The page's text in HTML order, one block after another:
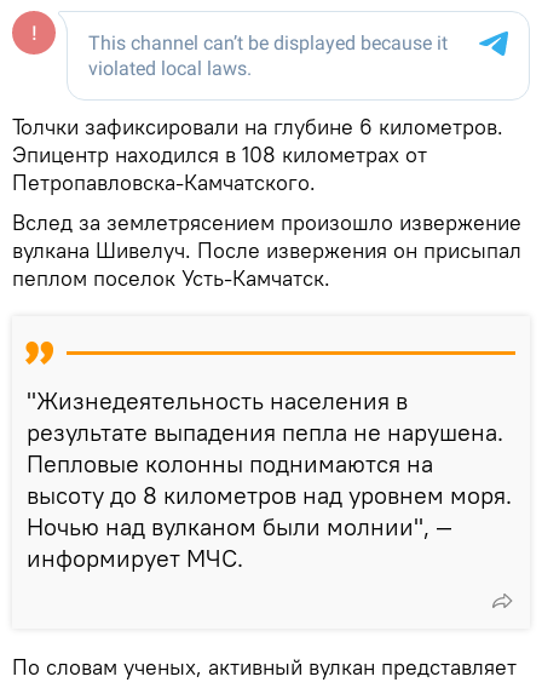
Толчки зафиксировали на глубине 6 километров.
Эпицентр находился в 108 километрах от
Петропавловска-Камчатского.
Вслед за землетрясением произошло извержение
вулкана Шивелуч. После извержения он присыпал
пеплом поселок Усть-Камчатск.
"Жизнедеятельность населения в
результате выпадения пепла не нарушена.
Пепловые колонны поднимаются на
высоту до 8 километров над уровнем моря.
Ночью над вулканом были молнии", —
информирует МЧС.
По словам ученых, активный вулкан представляет